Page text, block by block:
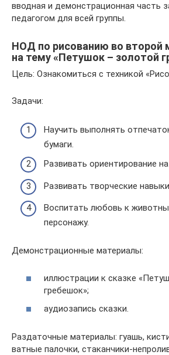
вводная и демонстрационная часть
педагогом для всей группы.
НОД по рисованию во второй
на тему «Петушок – золотой
Цель: Ознакомиться с техникой
Задачи:
Научить выполнять
бумаги.
Развивать ориентирование
Развивать творческие навыки.
Воспитать любовь к
персонажу.
Демонстрационные материалы:
иллюстрации к сказке
гребешок»;
аудиозапись сказки.
Раздаточные материалы: гуашь,
ватные палочки, стаканчики-